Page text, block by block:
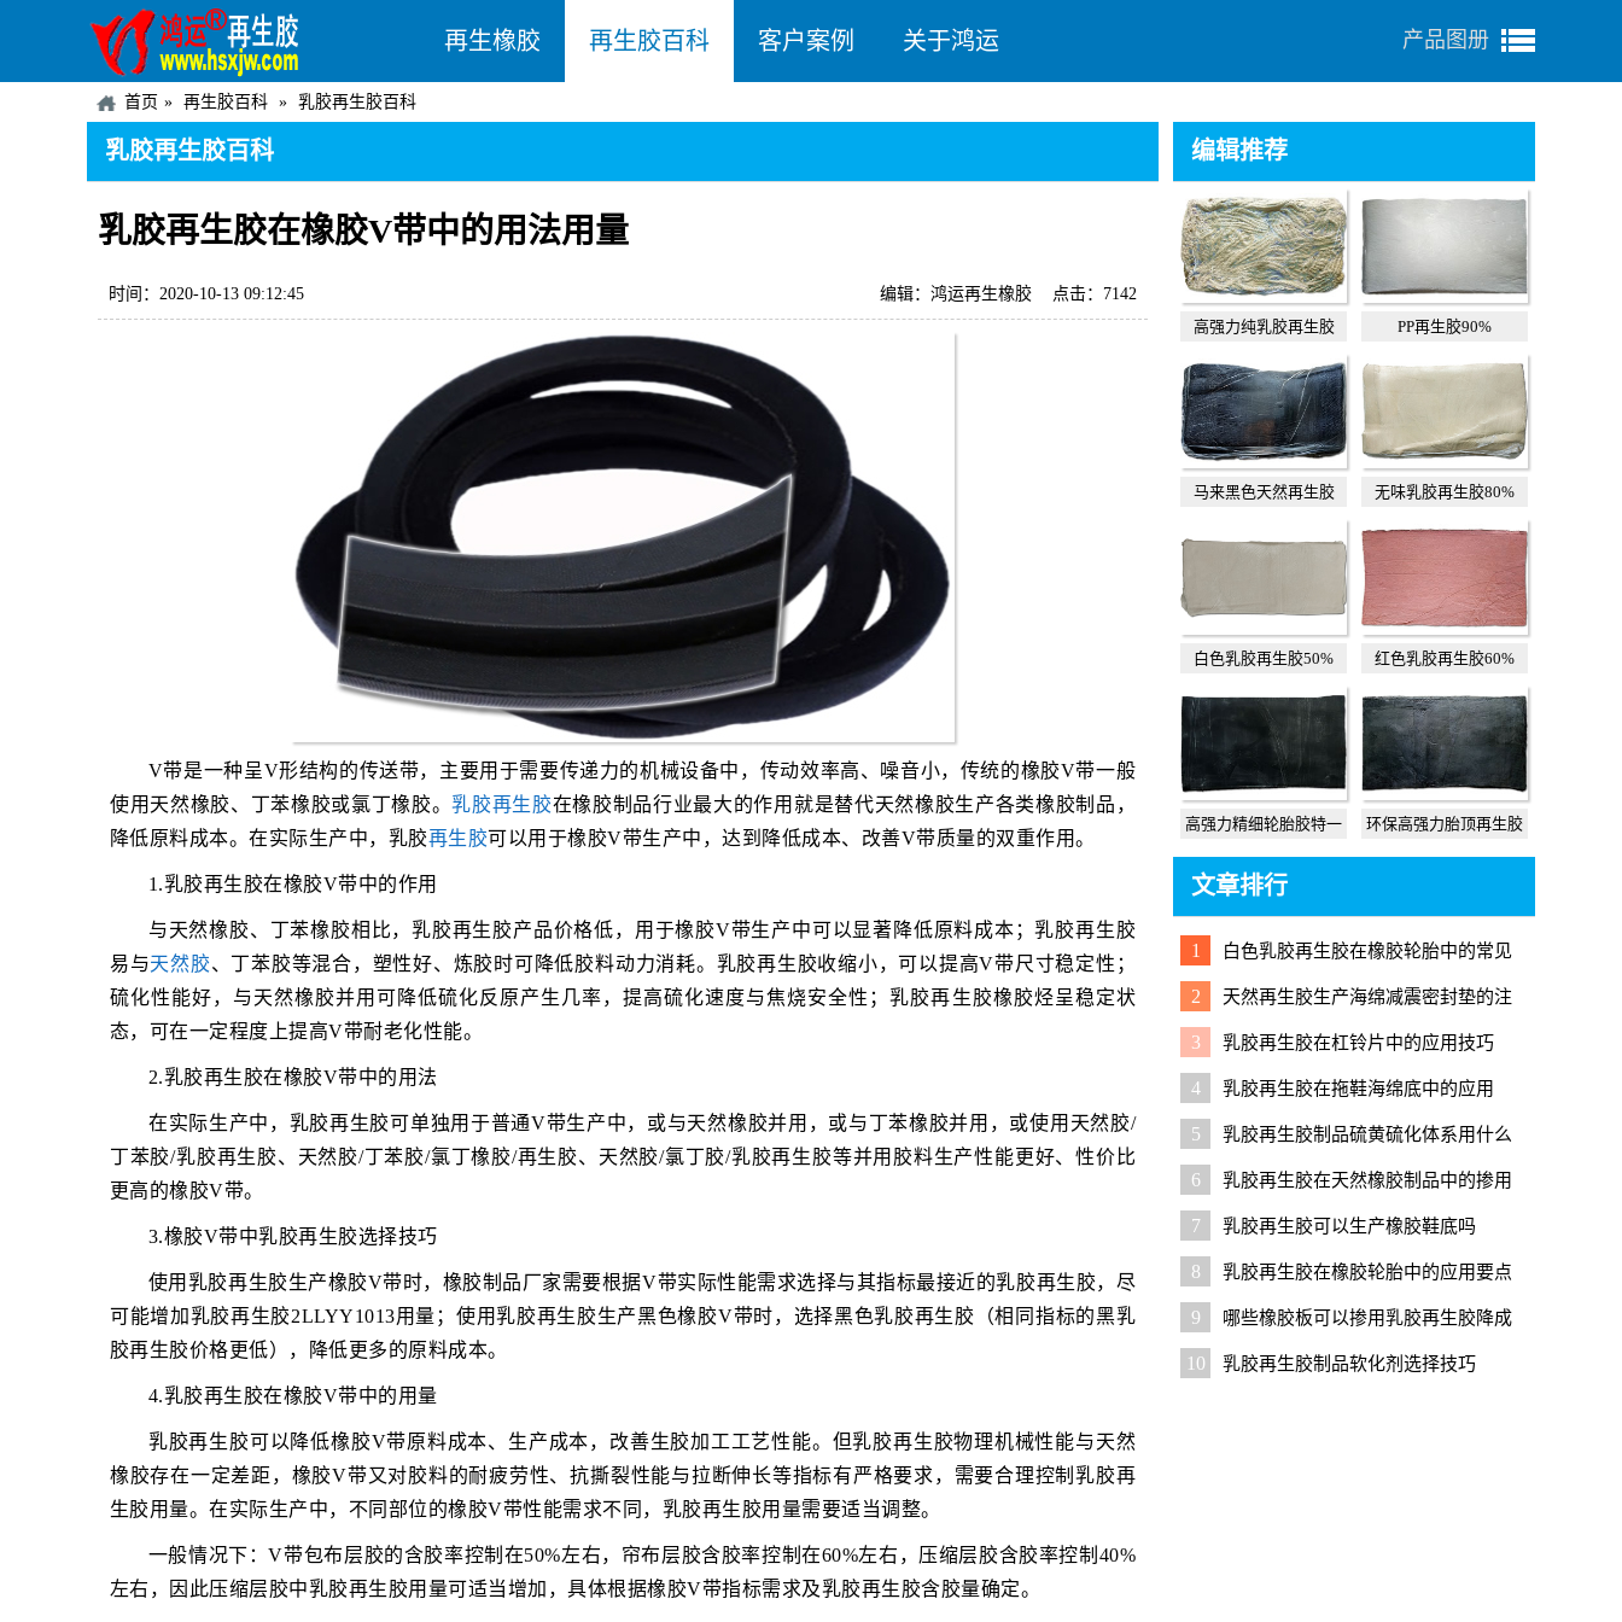
再生橡胶 再生胶百科 客户案例 关于鸿运 产品图册
首页 再生胶百科 乳胶再生胶百科
乳胶再生胶百科
乳胶再生胶在橡胶V带中的用法用量
时间：2020-10-13 09:12:45 点击：7142
编辑：鸿运再生橡胶
V带是一种呈V形结构的传送带，主要用于需要传递力的机械设备中，传动效率高、噪音小，传统的橡胶V带一般
使用天然橡胶、丁苯橡胶或氯丁橡胶。乳胶再生胶在橡胶制品行业最大的作用就是替代天然橡胶生产各类橡胶制品，
降低原料成本。在实际生产中，乳胶再生胶可以用于橡胶V带生产中，达到降低成本、改善V带质量的双重作用。
1.乳胶再生胶在橡胶V带中的作用
与天然橡胶、丁苯橡胶相比，乳胶再生胶产品价格低，用于橡胶V带生产中可以显著降低原料成本；乳胶再生胶
易与天然胶、丁苯胶等混合，塑性好、炼胶时可降低胶料动力消耗。乳胶再生胶收缩小，可以提高V带尺寸稳定性；
硫化性能好，与天然橡胶并用可降低硫化反原产生几率，提高硫化速度与焦烧安全性；乳胶再生胶橡胶烃呈稳定状
态，可在一定程度上提高V带耐老化性能。
2.乳胶再生胶在橡胶V带中的用法
在实际生产中，乳胶再生胶可单独用于普通V带生产中，或与天然橡胶并用，或与丁苯橡胶并用，或使用天然胶/
丁苯胶/乳胶再生胶、天然胶/丁苯胶/氯丁橡胶/再生胶、天然胶/氯丁胶/乳胶再生胶等并用胶料生产性能更好、性价比
更高的橡胶V带。
3.橡胶V带中乳胶再生胶选择技巧
使用乳胶再生胶生产橡胶V带时，橡胶制品厂家需要根据V带实际性能需求选择与其指标最接近的乳胶再生胶，尽
可能增加乳胶再生胶2LLYY1013用量；使用乳胶再生胶生产黑色橡胶V带时，选择黑色乳胶再生胶（相同指标的黑乳
胶再生胶价格更低），降低更多的原料成本。
4.乳胶再生胶在橡胶V带中的用量
乳胶再生胶可以降低橡胶V带原料成本、生产成本，改善生胶加工工艺性能。但乳胶再生胶物理机械性能与天然
橡胶存在一定差距，橡胶V带又对胶料的耐疲劳性、抗撕裂性能与拉断伸长等指标有严格要求，需要合理控制乳胶再
生胶用量。在实际生产中，不同部位的橡胶V带性能需求不同，乳胶再生胶用量需要适当调整。
一般情况下：V带包布层胶的含胶率控制在50%左右，帘布层胶含胶率控制在60%左右，压缩层胶含胶率控制40%
左右，因此压缩层胶中乳胶再生胶用量可适当增加，具体根据橡胶V带指标需求及乳胶再生胶含胶量确定。
编辑推荐
高强力纯乳胶再生胶 PP再生胶90%
马来黑色天然再生胶 无味乳胶再生胶80%
白色乳胶再生胶50% 红色乳胶再生胶60%
高强力精细轮胎胶特一 环保高强力胎顶再生胶
文章排行
1
白色乳胶再生胶在橡胶轮胎中的常见
应用
2
天然再生胶生产海绵减震密封垫的注
意事项与实用配方
3 乳胶再生胶在杠铃片中的应用技巧
4 乳胶再生胶在拖鞋海绵底中的应用
5
乳胶再生胶制品硫黄硫化体系用什么
促进剂好？
6
乳胶再生胶在天然橡胶制品中的掺用
比例是多少
7 乳胶再生胶可以生产橡胶鞋底吗
8 乳胶再生胶在橡胶轮胎中的应用要点
9
哪些橡胶板可以掺用乳胶再生胶降成
本？
10 乳胶再生胶制品软化剂选择技巧